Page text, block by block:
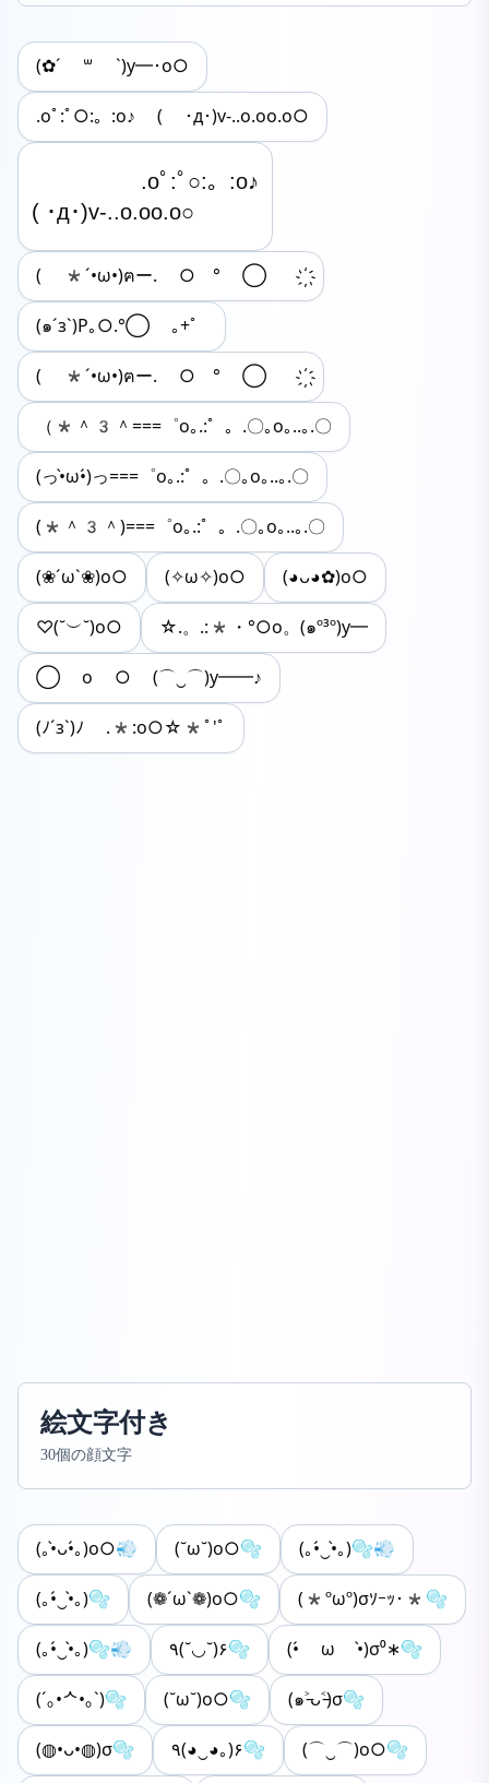
(✿´ ꒳ `)y━･o○
.oﾟ:ﾟ○:。:o♪ ( ･д･)v-..o.oo.o○
.oﾟ:ﾟ○:。:o♪
( ･д･)v-..o.oo.o○
( *´•ω•)ฅー. ○ ° ◯ ҉
(๑´з`)Ρ｡○.°◯ ｡+゜
( *´•ω•)ฅー. ○ ° ◯ ҉
（*＾3＾===゜o｡.:゜。.〇｡o｡..｡.〇
(っ•̀ω•́)っ===゜o｡.:゜。.〇｡o｡..｡.〇
(*＾3＾)===゜o｡.:゜。.〇｡o｡..｡.〇
(❀´ω`❀)o○ (✧ω✧)o○ (◕ᴗ◕✿)o○
♡(˘︶˘)o○ ☆.。.:*・°○o。(๑º³º)y━
◯ o ○ (⌒‿⌒)y━━♪
(ﾉ´з`)ﾉ .*:o○☆*ﾟ'ﾟ
絵文字付き
30個の顔文字
(｡•̀ᴗ•́｡)o○💨 (˘ω˘)o○🫧 (｡•́‿•̀｡)🫧💨
(｡•́‿•̀｡)🫧 (❁´ω`❁)o○🫧 (*ºωº)σｿｰｯ･*🫧
(｡•́‿•̀｡)🫧💨 ٩(˘◡˘)۶🫧 (•́ ω •̀)σ⁰∗🫧
(´｡•ᄉ•｡`)🫧 (˘ω˘)o○🫧 (๑˃̵ᴗ˂̵)σ🫧
(◍•ᴗ•◍)σ🫧 ٩(◕‿◕｡)۶🫧 (⌒‿⌒)o○🫧